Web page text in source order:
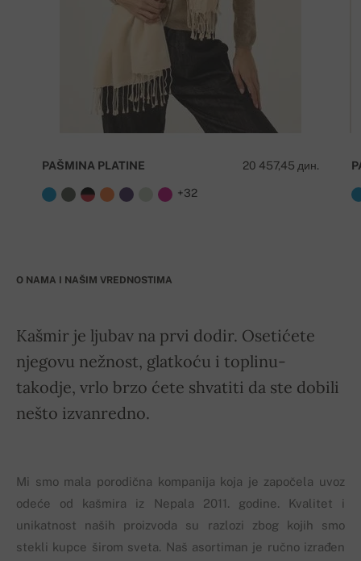
20 457,45 дин.
PAŠMINA PLATINE
+32
O NAMA I NAŠIM VREDNOSTIMA
Kašmir je ljubav na prvi dodir. Osetićete
njegovu nežnost, glatkoću i toplinu-
takodje, vrlo brzo ćete shvatiti da ste dobili
nešto izvanredno.
Mi smo mala porodična kompanija koja je započela uvoz
odeće od kašmira iz Nepala 2011. godine. Kvalitet i
unikatnost naših proizvoda su razlozi zbog kojih smo
stekli kupce širom sveta. Naš asortiman je ručno izrađen